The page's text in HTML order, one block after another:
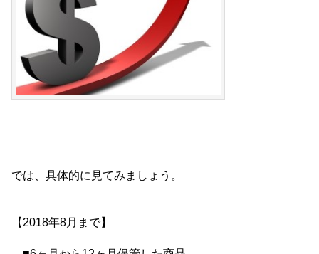
では、具体的に見てみましょう。
【2018年8月まで】